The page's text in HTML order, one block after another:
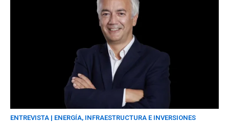
ENTREVISTA | ENERGÍA, INFRAESTRUCTURA E INVERSIONES